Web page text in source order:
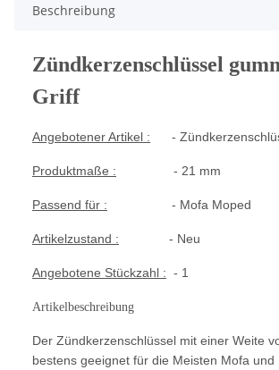
Beschreibung
Zündkerzenschlüssel
Griff
Angebotener Artikel : -
Produktmaße : - 21 mm
Passend für : - Mofa Moped
Artikelzustand : - Neu
Angebotene Stückzahl : - 1
Artikelbeschreibung
Der Zündkerzenschlüssel mit einer Weite
bestens geeignet für die Meisten Mofa und